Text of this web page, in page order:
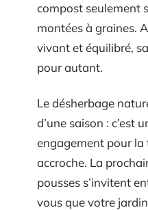
compost seulement
montées à graines.
vivant et équilibré,
pour autant.
Le désherbage
d’une saison : c’est
engagement pour la
accroche. La
pousses s’invitent
vous que votre